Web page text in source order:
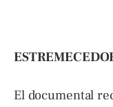
El documental